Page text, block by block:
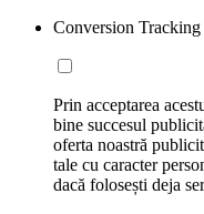
Conversion Tracking
Prin acceptarea
bine succesul
oferta noastră
tale cu caracter
dacă folosești deja